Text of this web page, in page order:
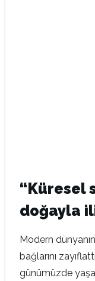
“Küresel
doğayla
Modern
bağlarını
günümüzde